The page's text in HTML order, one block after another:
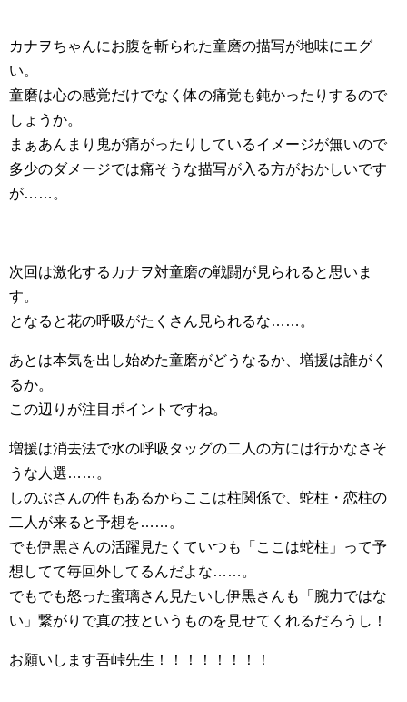
カナヲちゃんにお腹を斬られた童磨の描写が地味にエグ
い。
童磨は心の感覚だけでなく体の痛覚も鈍かったりするので
しょうか。
まぁあんまり鬼が痛がったりしているイメージが無いので
多少のダメージでは痛そうな描写が入る方がおかしいです
が……。
次回は激化するカナヲ対童磨の戦闘が見られると思いま
す。
となると花の呼吸がたくさん見られるな……。
あとは本気を出し始めた童磨がどうなるか、増援は誰がく
るか。
この辺りが注目ポイントですね。
増援は消去法で水の呼吸タッグの二人の方には行かなさそ
うな人選……。
しのぶさんの件もあるからここは柱関係で、蛇柱・恋柱の
二人が来ると予想を……。
でも伊黒さんの活躍見たくていつも「ここは蛇柱」って予
想してて毎回外してるんだよな……。
でもでも怒った蜜璃さん見たいし伊黒さんも「腕力ではな
い」繋がりで真の技というものを見せてくれるだろうし！
お願いします吾峠先生！！！！！！！！